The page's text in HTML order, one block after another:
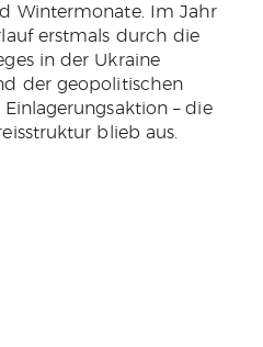
Wintermonate. Im Jahr
erstmals durch die
in der Ukraine
der geopolitischen
Einlagerungsaktion – die
blieb aus.